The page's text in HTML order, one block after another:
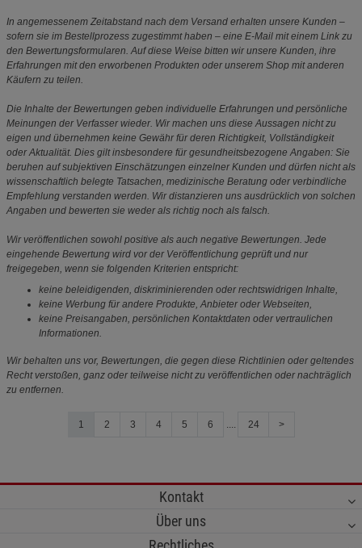
In angemessenem Zeitabstand nach dem Versand erhalten unsere Kunden –
sofern sie im Bestellprozess zugestimmt haben – eine E-Mail mit einem Link zu
den Bewertungsformularen. Auf diese Weise bitten wir unsere Kunden, ihre
Erfahrungen mit den erworbenen Produkten oder unserem Shop mit anderen
Käufern zu teilen.
Die Inhalte der Bewertungen geben individuelle Erfahrungen und persönliche
Meinungen der Verfasser wieder. Wir machen uns diese Aussagen nicht zu
eigen und übernehmen keine Gewähr für deren Richtigkeit, Vollständigkeit
oder Aktualität. Dies gilt insbesondere für gesundheitsbezogene Angaben: Sie
beruhen auf subjektiven Einschätzungen einzelner Kunden und dürfen nicht als
wissenschaftlich belegte Tatsachen, medizinische Beratung oder verbindliche
Empfehlung verstanden werden. Wir distanzieren uns ausdrücklich von solchen
Angaben und bewerten sie weder als richtig noch als falsch.
Wir veröffentlichen sowohl positive als auch negative Bewertungen. Jede
eingehende Bewertung wird vor der Veröffentlichung geprüft und nur
freigegeben, wenn sie folgenden Kriterien entspricht:
keine beleidigenden, diskriminierenden oder rechtswidrigen Inhalte,
keine Werbung für andere Produkte, Anbieter oder Webseiten,
keine Preisangaben, persönlichen Kontaktdaten oder vertraulichen
Informationen.
Wir behalten uns vor, Bewertungen, die gegen diese Richtlinien oder geltendes
Recht verstoßen, ganz oder teilweise nicht zu veröffentlichen oder nachträglich
zu entfernen.
1 2 3 4 5 6 .... 24 >
Kontakt
Über uns